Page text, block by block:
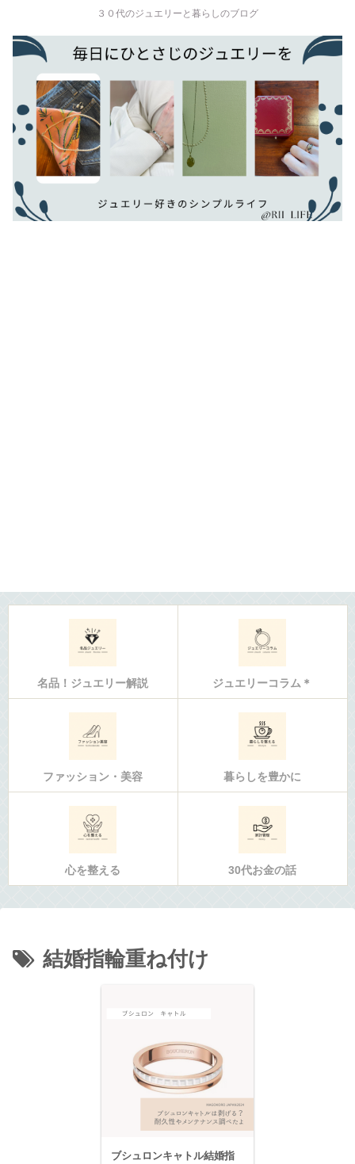
３０代のジュエリーと暮らしのブログ
名品！ジュエリー解説 ジュエリーコラム＊
ファッション・美容 暮らしを豊かに
心を整える 30代お金の話
結婚指輪重ね付け
ブシュロンキャトル結婚指